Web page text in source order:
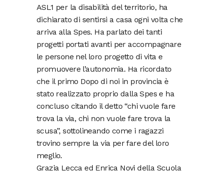
ASL1 per la disabilità del territorio, ha
dichiarato di sentirsi a casa ogni volta che
arriva alla Spes. Ha parlato dei tanti
progetti portati avanti per accompagnare
le persone nel loro progetto di vita e
promuovere l’autonomia. Ha ricordato
che il primo Dopo di noi in provincia è
stato realizzato proprio dalla Spes e ha
concluso citando il detto “chi vuole fare
trova la via, chi non vuole fare trova la
scusa”, sottolineando come i ragazzi
trovino sempre la via per fare del loro
meglio.
Grazia Lecca ed Enrica Novi della Scuola